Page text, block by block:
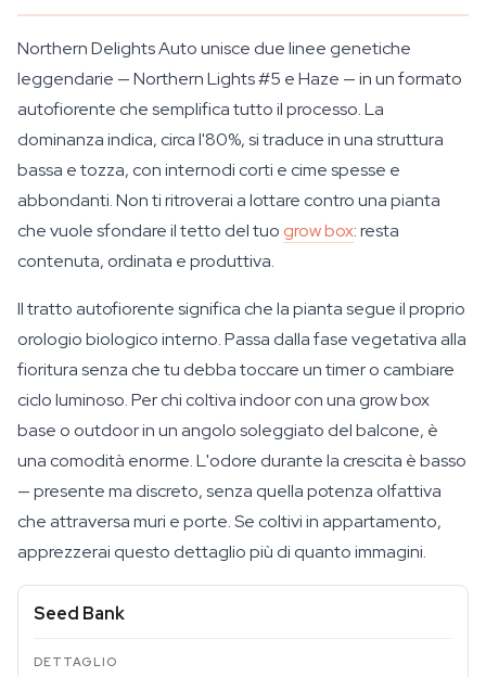
Northern Delights Auto unisce due linee genetiche
leggendarie — Northern Lights #5 e Haze — in un formato
autofiorente che semplifica tutto il processo. La
dominanza indica, circa l'80%, si traduce in una struttura
bassa e tozza, con internodi corti e cime spesse e
abbondanti. Non ti ritroverai a lottare contro una pianta
che vuole sfondare il tetto del tuo grow box: resta
contenuta, ordinata e produttiva.
Il tratto autofiorente significa che la pianta segue il proprio
orologio biologico interno. Passa dalla fase vegetativa alla
fioritura senza che tu debba toccare un timer o cambiare
ciclo luminoso. Per chi coltiva indoor con una grow box
base o outdoor in un angolo soleggiato del balcone, è
una comodità enorme. L'odore durante la crescita è basso
— presente ma discreto, senza quella potenza olfattiva
che attraversa muri e porte. Se coltivi in appartamento,
apprezzerai questo dettaglio più di quanto immagini.
Seed Bank